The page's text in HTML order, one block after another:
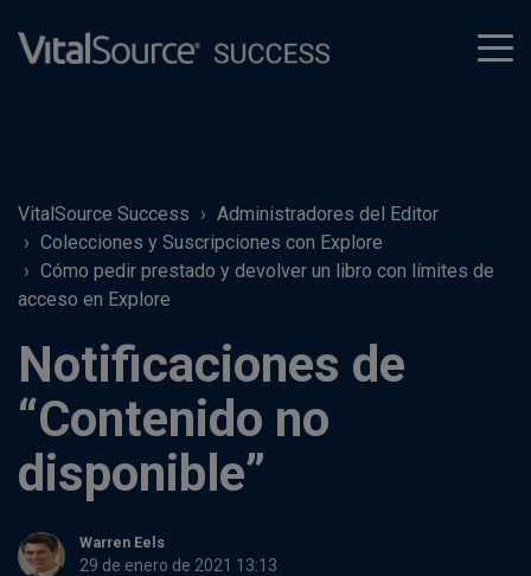
VitalSource Success
Administradores del Editor
Colecciones y Suscripciones con Explore
Cómo pedir prestado y devolver un libro con límites de
acceso en Explore
Notificaciones de
“Contenido no
disponible”
Warren Eels
29 de enero de 2021 13:13